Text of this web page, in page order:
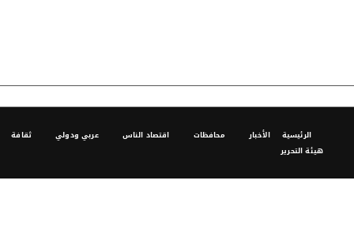
الرئيسية الأخبار محافظات اقتصاد الناس عربي ودولي ثقافة
هيئة التحرير